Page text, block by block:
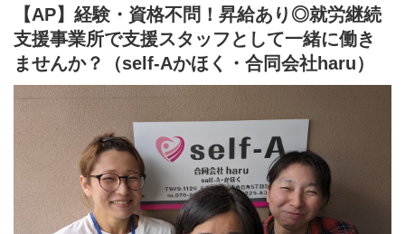
福祉的就労場所（就労継続支援A型事業所、就労継続支援B型事業
所）を全国で約80事業所を展開。
これまで延べ4,000名の障がい者雇用ネットワークを構築していま
す。
個々に合わせたマネジメントを実施し、業務とのマッチングによ
り仕事への“意欲”や“働きがい”を引き出します。
様々なスキルや能力を持った人材と業務のマッチングにより、障
がい者の“底力”を引き出し戦力化を実現します。
その他にもEC事業やスニーカー事業、飲食事業やM&A等様々なチ
ャレンジを行い、
社員や障がい者の自己実現に向けて事業を展開しています。
。
【AP】経験・資格不問！昇給あり◎就労継続
支援事業所で支援スタッフとして一緒に働き
ませんか？（self-Aかほく・合同会社haru）